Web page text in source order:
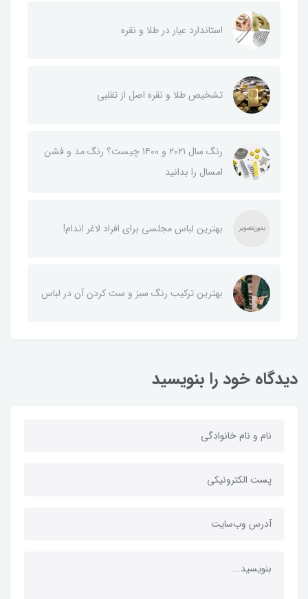
استاندارد عیار در طلا و نقره
تشخیص طلا و نقره اصل از تقلبی
رنگ سال ۲۰۲۱ و ۱۴۰۰ چیست؟ رنگ مد و فشن
امسال را بدانید
بهترین لباس مجلسی برای افراد لاغر اندام!
بهترین ترکیب رنگ سبز و ست کردن آن در لباس
دیدگاه خود را بنویسید